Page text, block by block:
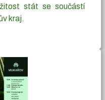
stát se součástí
kraj.